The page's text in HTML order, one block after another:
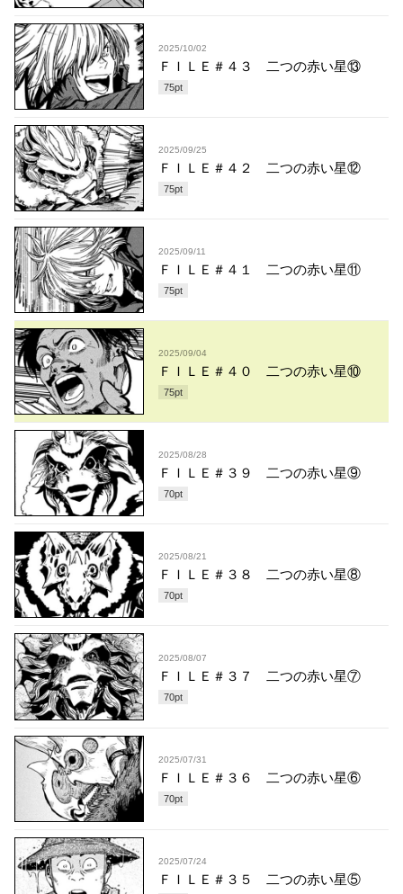
2025/10/02
ＦＩＬＥ＃４３ 二つの赤い星⑬
75pt
2025/09/25
ＦＩＬＥ＃４２ 二つの赤い星⑫
75pt
2025/09/11
ＦＩＬＥ＃４１ 二つの赤い星⑪
75pt
2025/09/04
ＦＩＬＥ＃４０ 二つの赤い星⑩
75pt
2025/08/28
ＦＩＬＥ＃３９ 二つの赤い星⑨
70pt
2025/08/21
ＦＩＬＥ＃３８ 二つの赤い星⑧
70pt
2025/08/07
ＦＩＬＥ＃３７ 二つの赤い星⑦
70pt
2025/07/31
ＦＩＬＥ＃３６ 二つの赤い星⑥
70pt
2025/07/24
ＦＩＬＥ＃３５ 二つの赤い星⑤